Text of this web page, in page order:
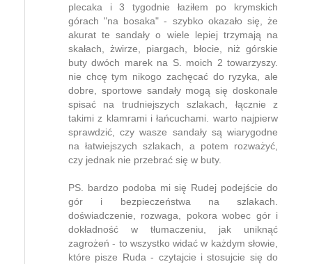
plecaka i 3 tygodnie łaziłem po krymskich
górach "na bosaka" - szybko okazało się, że
akurat te sandały o wiele lepiej trzymają na
skałach, żwirze, piargach, błocie, niż górskie
buty dwóch marek na S. moich 2 towarzyszy.
nie chcę tym nikogo zachęcać do ryzyka, ale
dobre, sportowe sandały mogą się doskonale
spisać na trudniejszych szlakach, łącznie z
takimi z klamrami i łańcuchami. warto najpierw
sprawdzić, czy wasze sandały są wiarygodne
na łatwiejszych szlakach, a potem rozważyć,
czy jednak nie przebrać się w buty.
PS. bardzo podoba mi się Rudej podejście do
gór i bezpieczeństwa na szlakach.
doświadczenie, rozwaga, pokora wobec gór i
dokładność w tłumaczeniu, jak uniknąć
zagrożeń - to wszystko widać w każdym słowie,
które pisze Ruda - czytajcie i stosujcie się do